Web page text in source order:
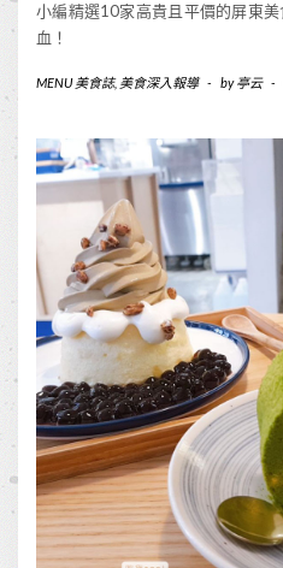
小編精選10家高貴且平價的屏東
血！
MENU 美食誌, 美食深入報導 - by亭云 -